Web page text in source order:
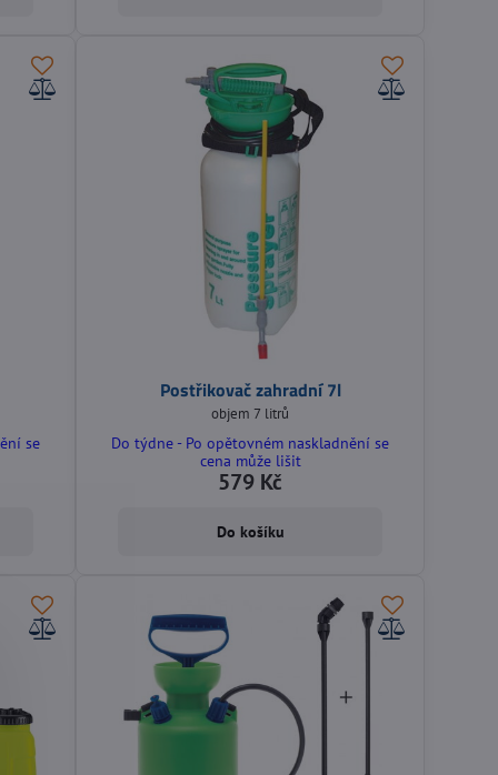
se
Postřikovač zahradní 7l
objem 7 litrů
Do týdne - Po opětovném naskladnění se
cena může lišit
579 Kč
Do košíku